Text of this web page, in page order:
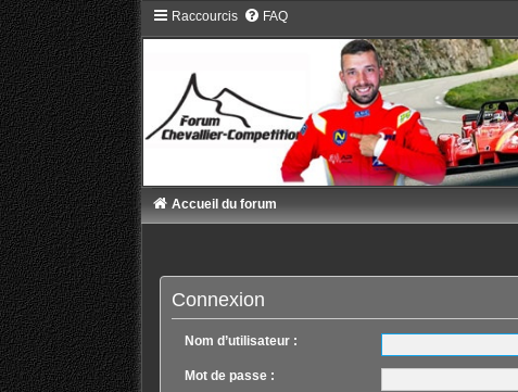
Raccourcis FAQ
Accueil du forum
Connexion
Nom d’utilisateur :
Mot de passe :